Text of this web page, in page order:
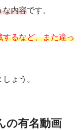
な内容です。
するなど、また違っ
ょう。
の有名動画